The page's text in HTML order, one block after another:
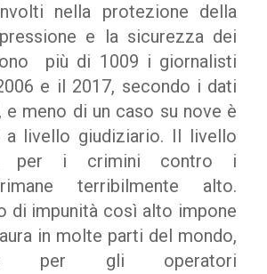
nella protezione della
e la sicurezza dei
più di 1009 i giornalisti
e il 2017, secondo i dati
e meno di un caso su nove è
livello giudiziario. Il livello
per i crimini contro i
terribilmente alto.
di impunità così alto impone
in molte parti del mondo,
per gli operatori